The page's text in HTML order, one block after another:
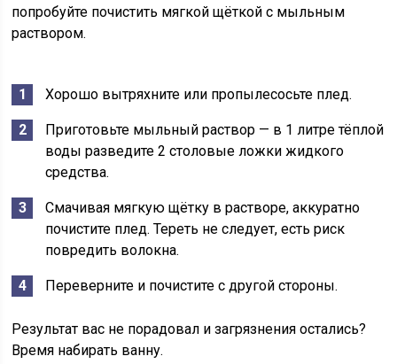
попробуйте почистить мягкой щёткой с мыльным
раствором.
Хорошо вытряхните или пропылесосьте плед.
Приготовьте мыльный раствор — в 1 литре тёплой
воды разведите 2 столовые ложки жидкого
средства.
Смачивая мягкую щётку в растворе, аккуратно
почистите плед. Тереть не следует, есть риск
повредить волокна.
Переверните и почистите с другой стороны.
Результат вас не порадовал и загрязнения остались?
Время набирать ванну.